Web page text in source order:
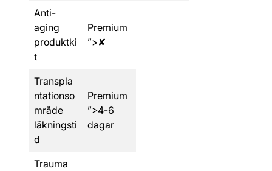
Anti-
aging
produktki
t
Premium
”>✘
Transpla
ntationso
mråde
läkningsti
d
Premium
”>4-6
dagar
Trauma